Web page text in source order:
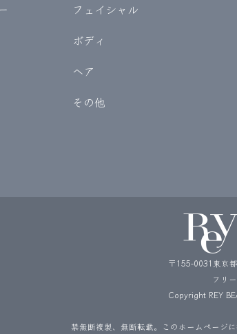
フェイシャル
ボディ
ヘア
その他
〒155-0031東京
フリ
Copyright REY
禁無断複製、無断転載。このホームページ